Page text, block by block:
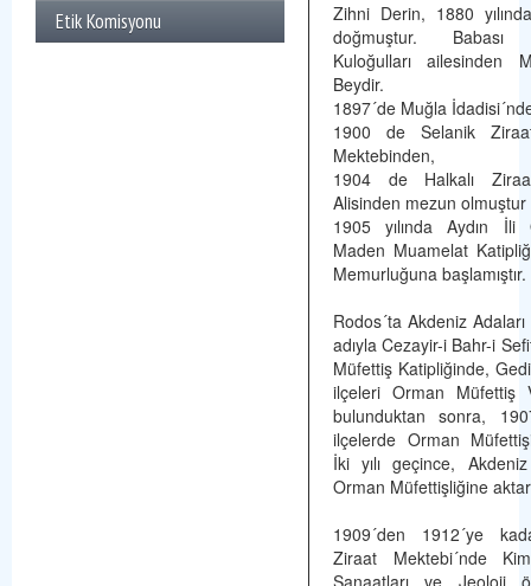
Etik Komisyonu
Zihni Derin, 1880
doğmuştur. Babası
Kuloğulları ailesinden
Beydir.
1897´de Muğla
1900 de Selanik
Mektebinden,
1904 de Halkalı
Alisinden mezun olmuştur
1905 yılında Aydın
Maden Muamelat
Memurluğuna başlamıştır.
Rodos´ta Akdeniz
adıyla Cezayir-i Bahr-i
Müfettiş Katipliğinde,
ilçeleri Orman Müfettiş
bulunduktan sonra,
ilçelerde Orman
İki yılı geçince,
Orman Müfettişliğine
1909´den 1912´ye
Ziraat Mektebi´nde
Sanaatları ve Jeoloji